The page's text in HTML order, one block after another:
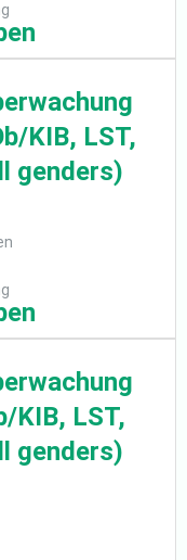
KIB, LST,
genders)
KIB, LST,
genders)